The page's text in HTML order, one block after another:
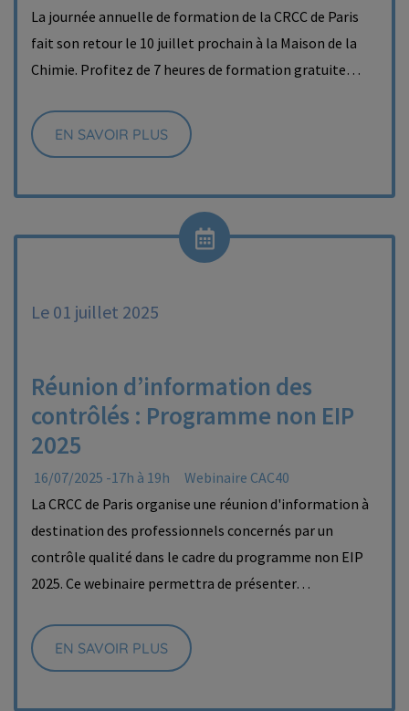
La journée annuelle de formation de la CRCC de Paris
fait son retour le 10 juillet prochain à la Maison de la
Chimie. Profitez de 7 heures de formation gratuite…
EN SAVOIR PLUS
Le 01 juillet 2025
Réunion d’information des
contrôlés : Programme non EIP
2025
16/07/2025 -17h à 19h
Webinaire CAC40
La CRCC de Paris organise une réunion d'information à
destination des professionnels concernés par un
contrôle qualité dans le cadre du programme non EIP
2025. Ce webinaire permettra de présenter…
EN SAVOIR PLUS